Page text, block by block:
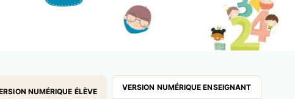
NUMÉRIQUE ÉLÈVE VERSION NUMÉRIQUE ENSEIGNANT